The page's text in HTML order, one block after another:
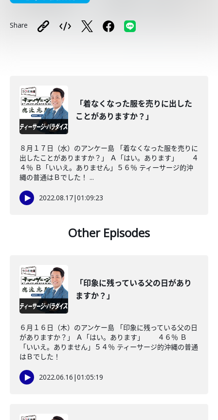
Share
「着なくなった服を売りに出した
ことがありますか？」
８月１７日（水）のアンケー島 「着なくなった服を売りに
出したことがありますか？」 Ａ「はい。あります」 ４
４％ Ｂ「いいえ。ありません」５６％ ティーサージ的沖
縄の普通はＢでした！ ...
2022.08.17|01:09:23
Other Episodes
「印象に残っている父の日があり
ますか？」
６月１６日（木）のアンケー島 「印象に残っている父の日
がありますか？」 Ａ「はい。あります」 ４６％ Ｂ
「いいえ。ありません」５４％ ティーサージ的沖縄の普通
はＢでした！
2022.06.16 |01:05:19